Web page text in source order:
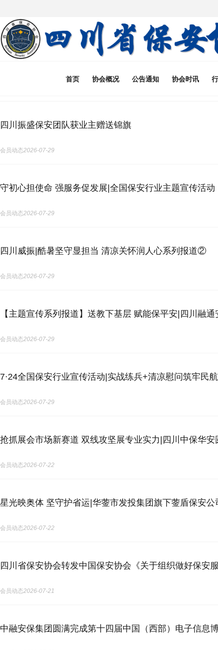
首页 协会概况 公告通知 协会时讯
四川振盛保安团队获业主赠送锦旗
会员动态2026-07-29
守初心担使命 强服务促发展|全国保安行业主题宣传活动
会员动态2026-07-29
四川威振|酷暑坚守显担当 清凉关怀润人心系列报道②
会员动态2026-07-29
【主题宣传系列报道】送教下基层 赋能保平安|四川融
会员动态2026-07-29
7·24全国保安行业宣传活动|实战练兵+清凉慰问筑牢民
会员动态2026-07-29
抢抓展会市场新赛道 双线攻坚展专业实力|四川中保华
会员动态2026-07-22
星光映奥体 坚守护省运|华蓥市发投集团旗下蓥盾保安
会员动态2026-07-22
四川省保安协会转发中国保安协会《关于组织做好保安
会员动态2026-07-21
中融安保集团圆满完成第十四届中国（西部）电子信息